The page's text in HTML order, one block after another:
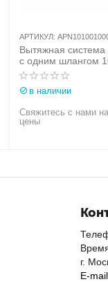
АРТИКУЛ:
Вытяжная система
с одним шлангом
10 м. Aerservice
APN10100100000
в наличии
Свяжитесь с нами
цены
г.
E-